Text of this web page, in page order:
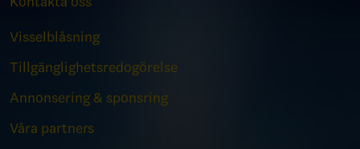
Visselblåsning
Tillgänglighetsredogörelse
Annonsering & sponsring
Våra partners